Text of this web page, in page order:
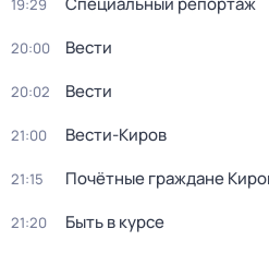
19:29
20:00 Вести
20:02 Вести
21:00 Вести-Киров
21:15 Почётные граждане
21:20 Быть в курсе